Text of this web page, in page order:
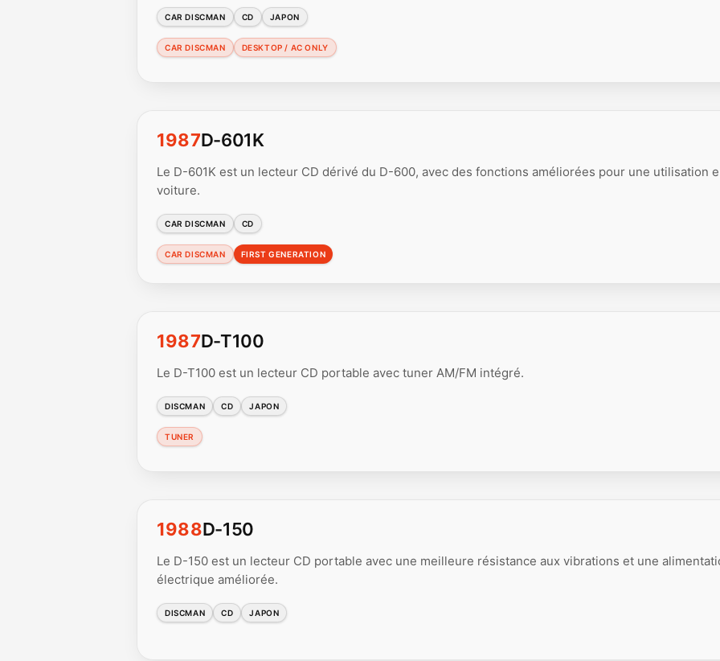
CAR DISCMAN CD JAPON
CAR DISCMAN DESKTOP / AC ONLY
1987D-601K
Le D-601K est un lecteur CD dérivé du D-600, avec des fonctions améliorées pour une utilisation
voiture.
CAR DISCMAN CD
CAR DISCMAN FIRST GENERATION
1987D-T100
Le D-T100 est un lecteur CD portable avec tuner AM/FM intégré.
DISCMAN CD JAPON
TUNER
1988D-150
Le D-150 est un lecteur CD portable avec une meilleure résistance aux vibrations et une
électrique améliorée.
DISCMAN CD JAPON